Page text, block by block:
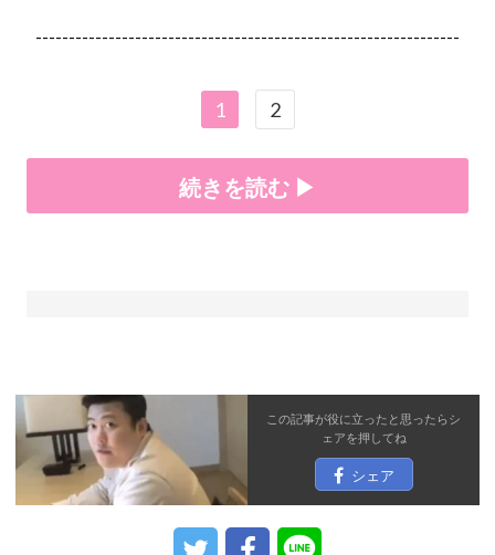
----------------------------------------------------------------
1 2
続きを読む ▶
この記事が役に立ったと思ったらシ
ェアを押してね
シェア